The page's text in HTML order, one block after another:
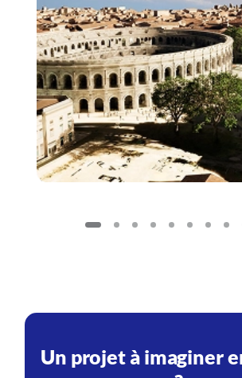
Un projet à imaginer